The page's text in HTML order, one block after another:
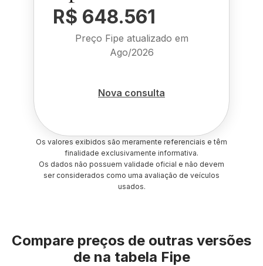
R$ 648.561
Preço Fipe atualizado em
Ago/2026
Nova consulta
Os valores exibidos são meramente referenciais e têm
finalidade exclusivamente informativa.
Os dados não possuem validade oficial e não devem
ser considerados como uma avaliação de veículos
usados.
Compare preços de outras versões
de na tabela Fipe